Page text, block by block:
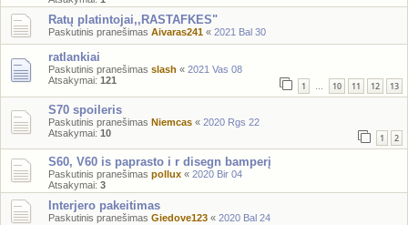
Ratų platintojai,,RASTAFKES"
Paskutinis pranešimas Aivaras241 « 2021 Bal 30
ratlankiai
Paskutinis pranešimas slash « 2021 Vas 08
Atsakymai: 121 1 … 10 11 12 13
S70 spoileris
Paskutinis pranešimas Niemcas « 2020 Rgs 22
Atsakymai: 10 1 2
S60, V60 is paprasto i r disegn bamperį
Paskutinis pranešimas pollux « 2020 Bir 04
Atsakymai: 3
Interjero pakeitimas
Paskutinis pranešimas Giedove123 « 2020 Bal 24